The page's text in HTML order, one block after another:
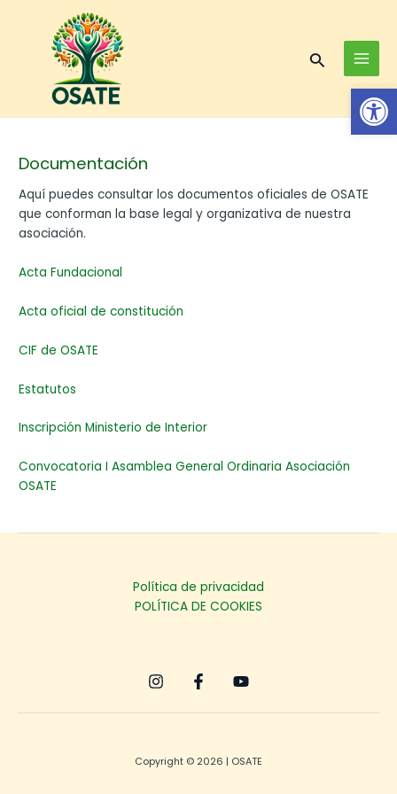
Search
Documentación
Aquí puedes consultar los documentos oficiales de OSATE
que conforman la base legal y organizativa de nuestra
asociación.
Acta Fundacional
Acta oficial de constitución
CIF de OSATE
Estatutos
Inscripción Ministerio de Interior
Convocatoria I Asamblea General Ordinaria Asociación
OSATE
Política de privacidad
POLÍTICA DE COOKIES
Copyright © 2026 | OSATE